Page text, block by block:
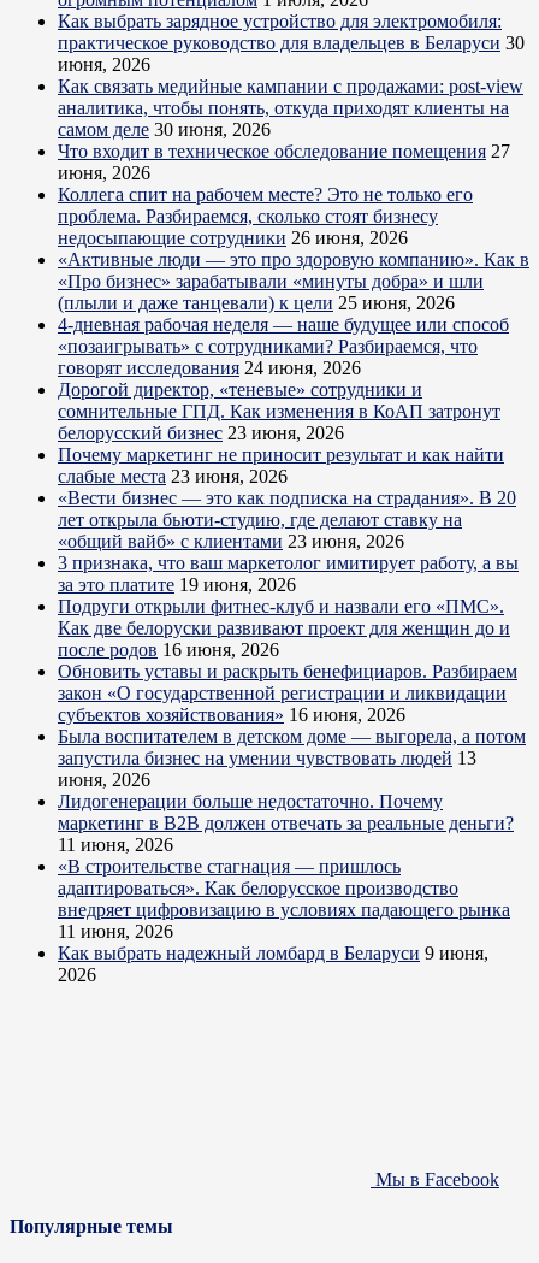
Как выбрать зарядное устройство для электромобиля:
практическое руководство для владельцев в Беларуси 30
июня, 2026
Как связать медийные кампании с продажами: post-view
аналитика, чтобы понять, откуда приходят клиенты на
самом деле 30 июня, 2026
Что входит в техническое обследование помещения 27
июня, 2026
Коллега спит на рабочем месте? Это не только его
проблема. Разбираемся, сколько стоят бизнесу
недосыпающие сотрудники 26 июня, 2026
«Активные люди — это про здоровую компанию». Как в
«Про бизнес» зарабатывали «минуты добра» и шли
(плыли и даже танцевали) к цели 25 июня, 2026
4-дневная рабочая неделя — наше будущее или способ
«позаигрывать» с сотрудниками? Разбираемся, что
говорят исследования 24 июня, 2026
Дорогой директор, «теневые» сотрудники и
сомнительные ГПД. Как изменения в КоАП затронут
белорусский бизнес 23 июня, 2026
Почему маркетинг не приносит результат и как найти
слабые места 23 июня, 2026
«Вести бизнес — это как подписка на страдания». В 20
лет открыла бьюти-студию, где делают ставку на
«общий вайб» с клиентами 23 июня, 2026
3 признака, что ваш маркетолог имитирует работу, а вы
за это платите 19 июня, 2026
Подруги открыли фитнес-клуб и назвали его «ПМС».
Как две белоруски развивают проект для женщин до и
после родов 16 июня, 2026
Обновить уставы и раскрыть бенефициаров. Разбираем
закон «О государственной регистрации и ликвидации
субъектов хозяйствования» 16 июня, 2026
Была воспитателем в детском доме — выгорела, а потом
запустила бизнес на умении чувствовать людей 13
июня, 2026
Лидогенерации больше недостаточно. Почему
маркетинг в B2B должен отвечать за реальные деньги?
11 июня, 2026
«В строительстве стагнация — пришлось
адаптироваться». Как белорусское производство
внедряет цифровизацию в условиях падающего рынка
11 июня, 2026
Как выбрать надежный ломбард в Беларуси 9 июня,
2026
Мы в Facebook
Популярные темы